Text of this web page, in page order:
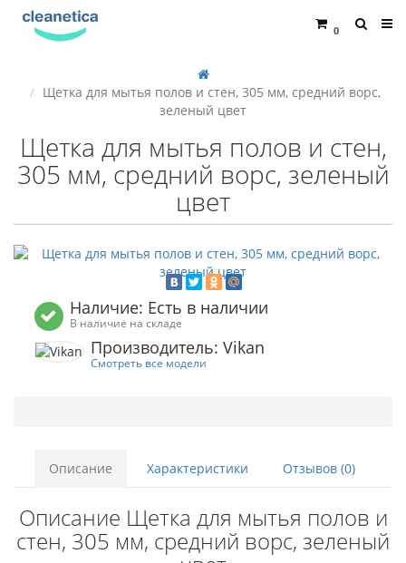
0
Щетка для мытья полов и стен, 305 мм, средний ворс,
зеленый цвет
Щетка для мытья полов и стен,
305 мм, средний ворс, зеленый
цвет
Наличие: Есть в наличии
В наличие на складе
Производитель: Vikan
Смотреть все модели
Описание Характеристики Отзывов (0)
Описание Щетка для мытья полов и
стен, 305 мм, средний ворс, зеленый